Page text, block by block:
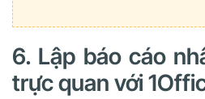
6. Lập báo cáo
trực quan với